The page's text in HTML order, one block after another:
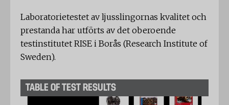
Laboratorietestet av ljusslingornas kvalitet och
prestanda har utförts av det oberoende
testinstitutet RISE i Borås (Research Institute of
Sweden).
TABLE OF TEST RESULTS